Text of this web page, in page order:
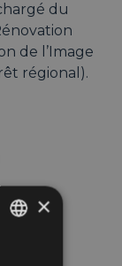
du
de l’Image
régional).
×